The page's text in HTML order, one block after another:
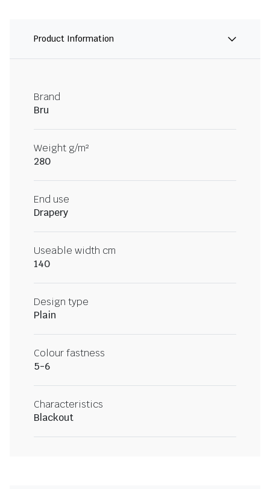
Product Information
Brand
Bru
Weight g/m²
280
End use
Drapery
Useable width cm
140
Design type
Plain
Colour fastness
5-6
Characteristics
Blackout